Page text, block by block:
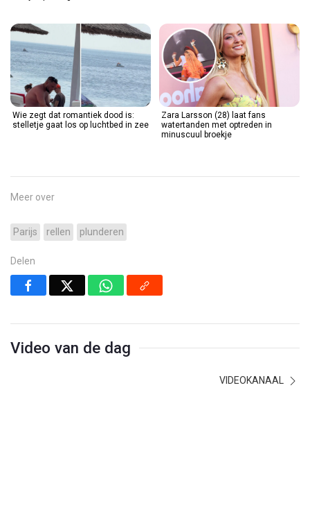
Wie zegt dat romantiek dood is:
stelletje gaat los op luchtbed in zee
Zara Larsson (28) laat fans
watertanden met optreden in
minuscuul broekje
Meer over
Parijs rellen plunderen
Delen
Video van de dag
VIDEOKANAAL